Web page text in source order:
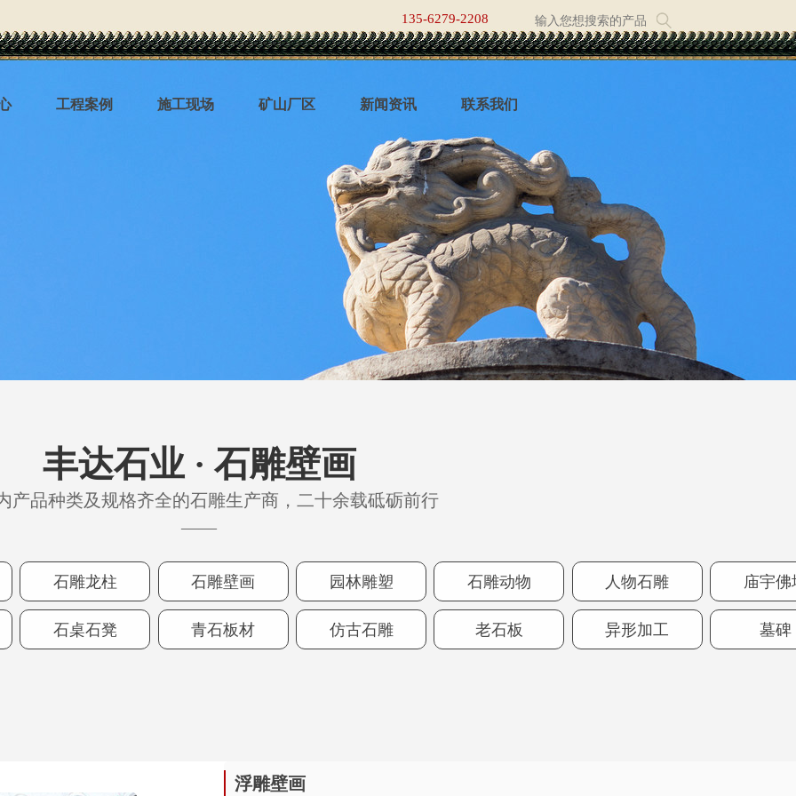
135-6279-2208
工程案例 施工现场 矿山厂区 新闻资讯 联系我们
丰达石业 · 石雕壁画
产品种类及规格齐全的石雕生产商，二十余载砥砺前行
——
石雕龙柱 石雕壁画 园林雕塑 石雕动物 人物石雕 庙宇佛
石桌石凳 青石板材 仿古石雕 老石板 异形加工 墓碑
浮雕壁画